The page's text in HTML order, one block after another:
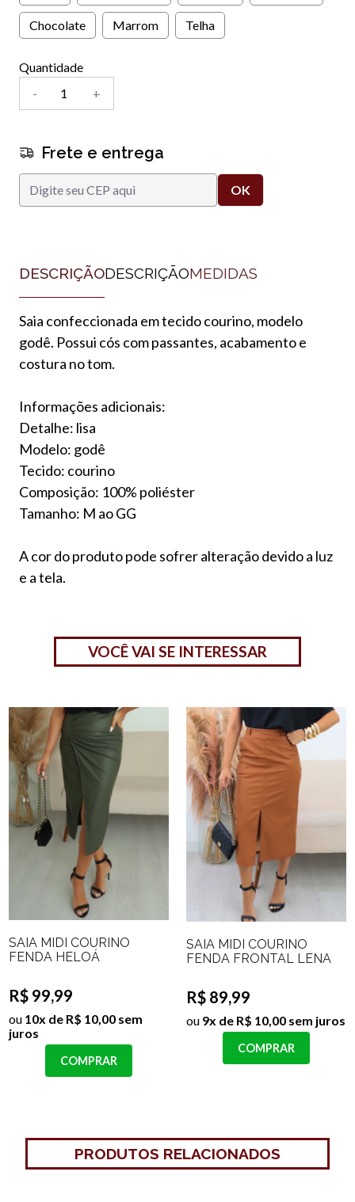
Chocolate Marrom Telha
Quantidade
-
+
Frete e entrega
DESCRIÇÃODESCRIÇÃOMEDIDAS
Saia confeccionada em tecido courino, modelo
godê. Possui cós com passantes, acabamento e
costura no tom.
Informações adicionais:
Detalhe: lisa
Modelo: godê
Tecido: courino
Composição: 100% poliéster
Tamanho: M ao GG
A cor do produto pode sofrer alteração devido a luz
e a tela.
VOCÊ VAI SE INTERESSAR
SAIA MIDI COURINO
FENDA HELOÁ
R$ 99,99
ou 10x de R$ 10,00 sem
juros
COMPRAR
SAIA MIDI COURINO
FENDA FRONTAL LENA
R$ 89,99
ou 9x de R$ 10,00 sem juros
COMPRAR
PRODUTOS RELACIONADOS